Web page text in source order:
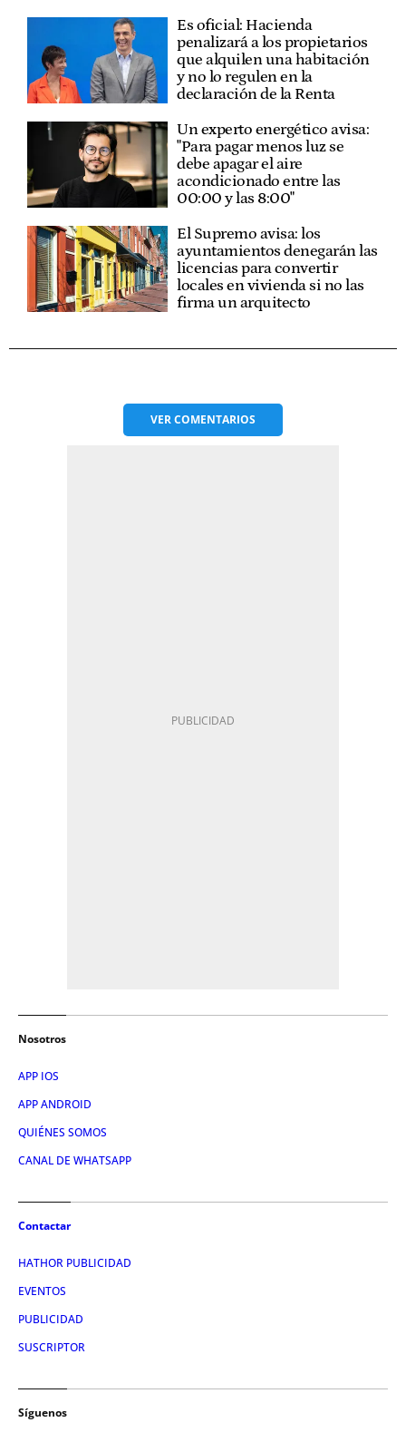
Es oficial: Hacienda
penalizará a los propietarios
que alquilen una habitación
y no lo regulen en la
declaración de la Renta
Un experto energético avisa:
"Para pagar menos luz se
debe apagar el aire
acondicionado entre las
00:00 y las 8:00"
El Supremo avisa: los
ayuntamientos denegarán las
licencias para convertir
locales en vivienda si no las
firma un arquitecto
VERCOMENTARIOS
Nosotros
APP IOS
APP ANDROID
QUIÉNES SOMOS
CANAL DE WHATSAPP
Contactar
HATHOR PUBLICIDAD
EVENTOS
PUBLICIDAD
SUSCRIPTOR
Síguenos